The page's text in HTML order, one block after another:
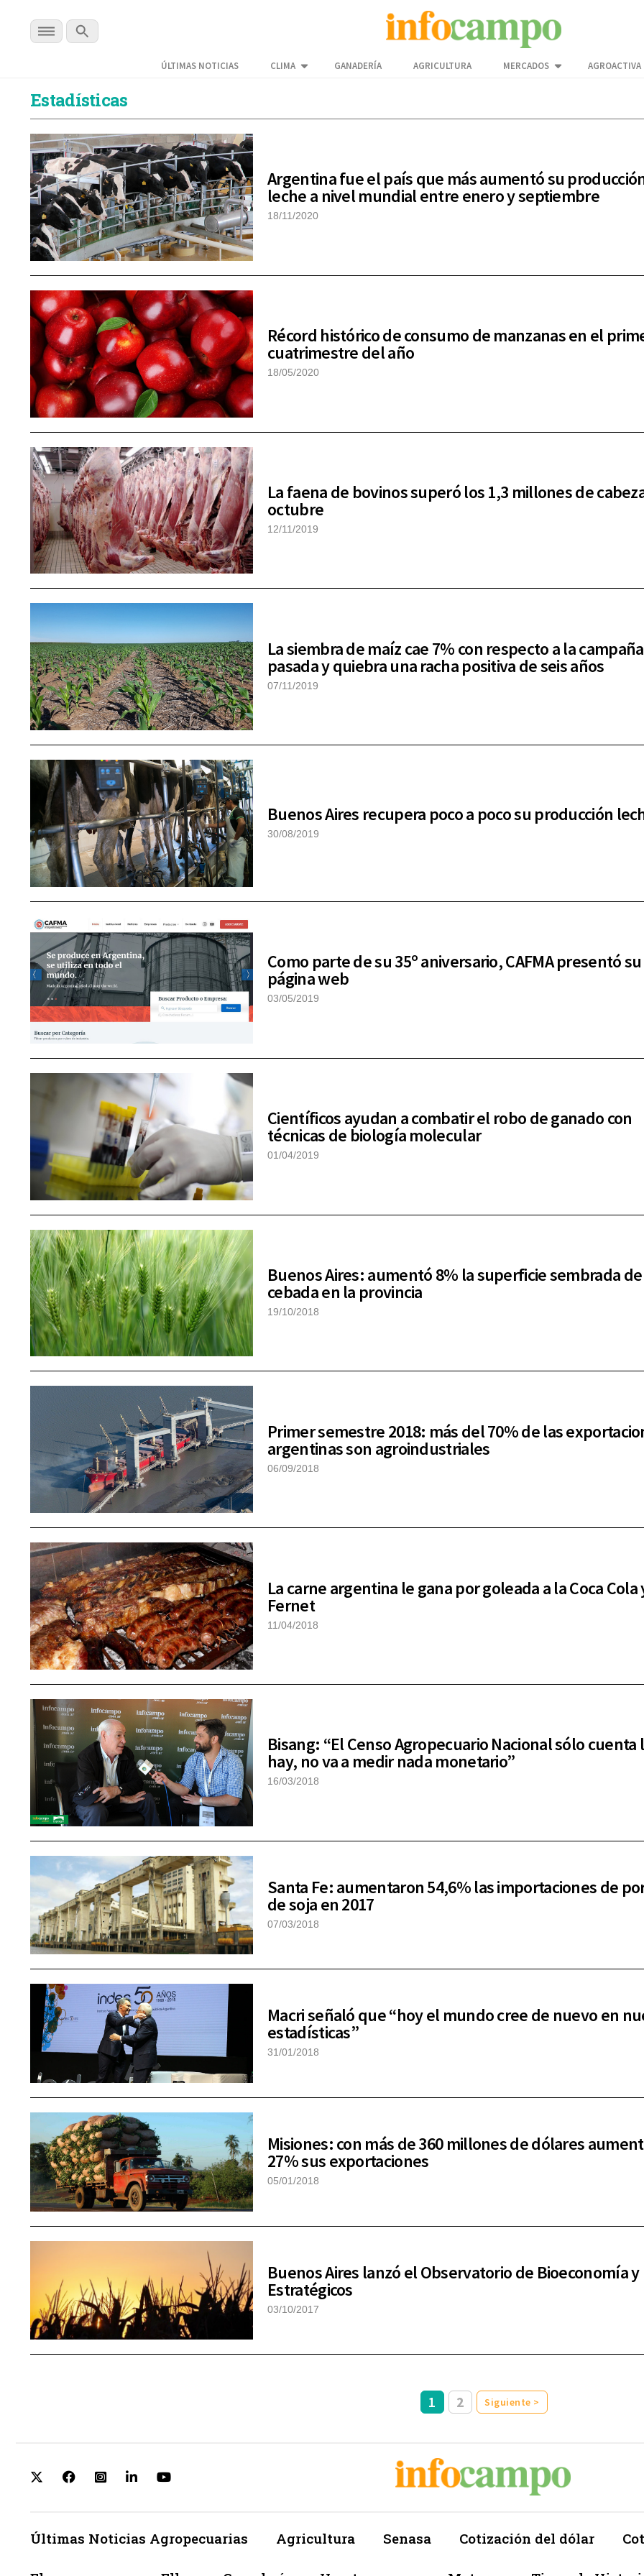
ÚLTIMAS NOTICIAS CLIMA GANADERÍA AGRICULTURA MERCADOS AGROACTIVA
Estadísticas
Argentina fue el país que más aumentó su
leche a nivel mundial entre enero y septiembre
18/11/2020
Récord histórico de consumo de manzanas en el
cuatrimestre del año
18/05/2020
La faena de bovinos superó los 1,3 millones de
octubre
12/11/2019
La siembra de maíz cae 7% con respecto a la campaña
pasada y quiebra una racha positiva de seis años
07/11/2019
Buenos Aires recupera poco a poco su producción
30/08/2019
Como parte de su 35º aniversario, CAFMA presentó
página web
03/05/2019
Científicos ayudan a combatir el robo de ganado con
técnicas de biología molecular
01/04/2019
Buenos Aires: aumentó 8% la superficie sembrada de
cebada en la provincia
19/10/2018
Primer semestre 2018: más del 70% de las
argentinas son agroindustriales
06/09/2018
La carne argentina le gana por goleada a la Coca Cola
Fernet
11/04/2018
Bisang: “El Censo Agropecuario Nacional sólo cuenta
hay, no va a medir nada monetario”
16/03/2018
Santa Fe: aumentaron 54,6% las importaciones de
de soja en 2017
07/03/2018
Macri señaló que “hoy el mundo cree de nuevo en
estadísticas”
31/01/2018
Misiones: con más de 360 millones de dólares
27% sus exportaciones
05/01/2018
Buenos Aires lanzó el Observatorio de Bioeconomía y
Estratégicos
03/10/2017
1 2 Siguiente >
Últimas Noticias Agropecuarias Agricultura Senasa Cotización del dólar